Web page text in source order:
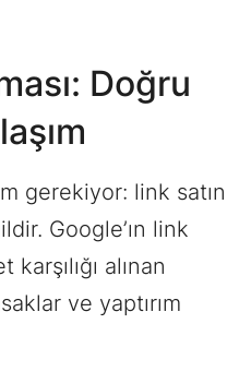
Doğru
gerekiyor: link satın
Google’ın link
alınan
ve yaptırım